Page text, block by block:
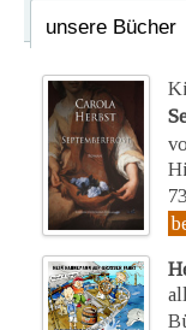
unsere Bücher